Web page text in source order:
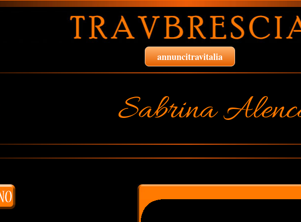
annuncitravitalia
Sabrina